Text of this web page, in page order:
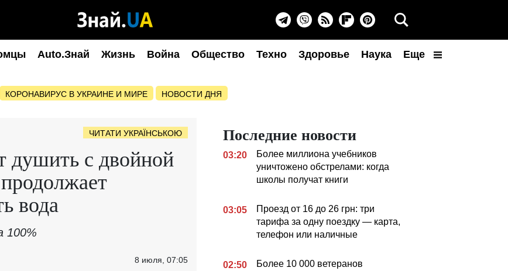
Auto.Знай Жизнь Война Общество Техно Здоровье Наука Еще
КОРОНАВИРУС В УКРАИНЕ И МИРЕ НОВОСТИ ДНЯ
ЧИТАТИ УКРАЇНСЬКОЮ
душить с двойной
вода
100%
8 июля, 07:05
Последние новости
03:20
Более миллиона учебников
уничтожено обстрелами: когда
школы получат книги
03:05
Проезд от 16 до 26 грн: три
тарифа за одну поездку — карта,
телефон или наличные
02:50
Более 10 000 ветеранов